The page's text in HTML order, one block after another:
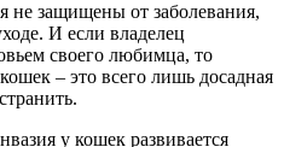
защищены от заболевания,
И если владелец
своего любимца, то
– это всего лишь досадная
у кошек развивается